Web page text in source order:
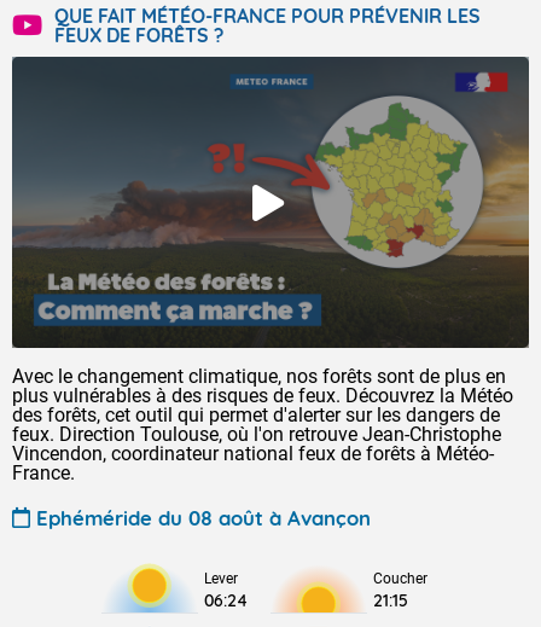
QUE FAIT MÉTÉO-FRANCE POUR PRÉVENIR LES
FEUX DE FORÊTS ?
Avec le changement climatique, nos forêts sont de plus en
plus vulnérables à des risques de feux. Découvrez la Météo
des forêts, cet outil qui permet d'alerter sur les dangers de
feux. Direction Toulouse, où l'on retrouve Jean-Christophe
Vincendon, coordinateur national feux de forêts à Météo-
France.
Ephéméride du 08 août à Avançon
Lever
06:24
Coucher
21:15